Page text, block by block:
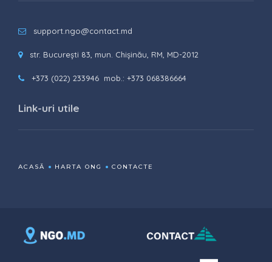
support.ngo@contact.md
str. București 83, mun. Chișinău, RM, MD-2012
+373 (022) 233946 mob.: +373 068386664
Link-uri utile
ACASĂ HARTA ONG CONTACTE